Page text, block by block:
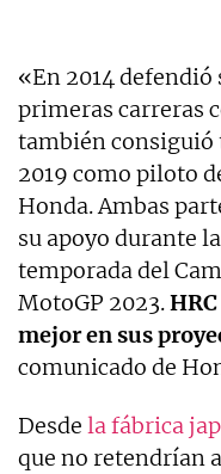
«En 2014 defendió
primeras carreras
también consiguió
2019 como piloto
Honda. Ambas
su apoyo durante
temporada del
MotoGP 2023.
mejor en sus
comunicado de
Desde la fábrica
que no retendrían